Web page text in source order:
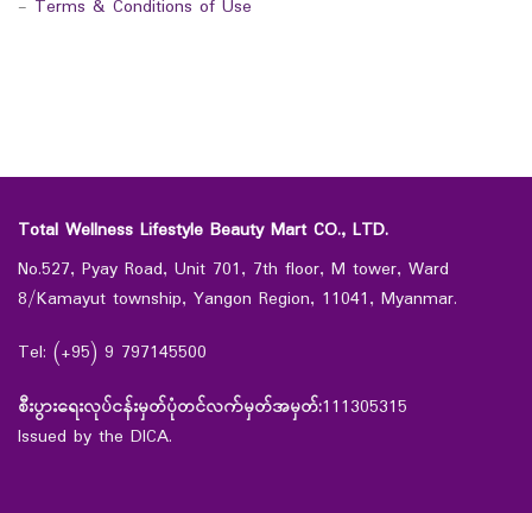
- Terms & Conditions of Use
Total Wellness Lifestyle Beauty Mart CO., LTD.
No.527, Pyay Road, Unit 701, 7th floor, M tower, Ward
8/Kamayut township, Yangon Region, 11041, Myanmar.
Tel: (+95) 9 797145500
စီးပွားရေးလုပ်ငန်းမှတ်ပုံတင်လက်မှတ်အမှတ်:111305315
Issued by the DICA.